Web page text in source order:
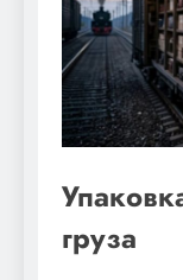
груза